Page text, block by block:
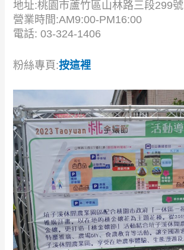
地址:桃園市蘆竹區山林路三段299號
營業時間:AM9:00-PM16:00
電話: 03-324-1406
粉絲專頁:按這裡